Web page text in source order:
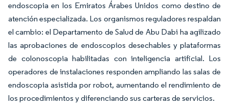
endoscopia en los Emiratos Árabes Unidos como destino de
atención especializada. Los organismos reguladores respaldan
el cambio: el Departamento de Salud de Abu Dabi ha agilizado
las aprobaciones de endoscopios desechables y plataformas
de colonoscopia habilitadas con inteligencia artificial. Los
operadores de instalaciones responden ampliando las salas de
endoscopia asistida por robot, aumentando el rendimiento de
los procedimientos y diferenciando sus carteras de servicios.